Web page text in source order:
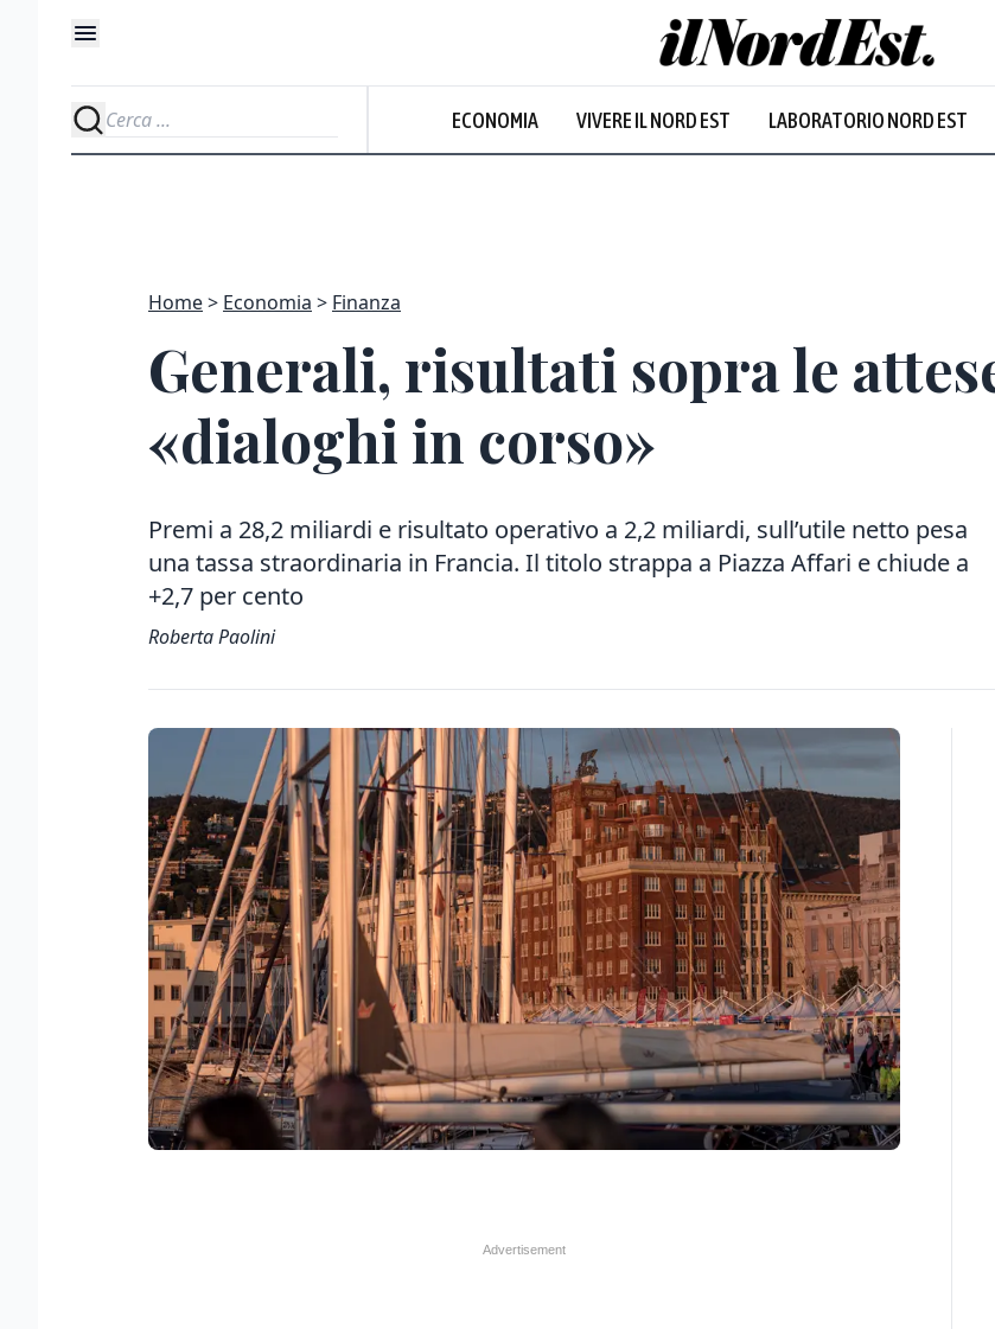
ECONOMIA VIVERE IL NORD EST LABORATORIO NORD EST
Home Economia Finanza
Generali, risultati sopra le
«dialoghi in corso»
Premi a 28,2 miliardi e risultato operativo a 2,2 miliardi, sull’utile netto pesa
una tassa straordinaria in Francia. Il titolo strappa a Piazza Affari e chiude a
+2,7 per cento
Roberta Paolini